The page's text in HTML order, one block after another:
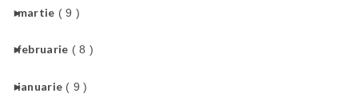
►
martie ( 9 )
►
februarie ( 8 )
►
ianuarie ( 9 )